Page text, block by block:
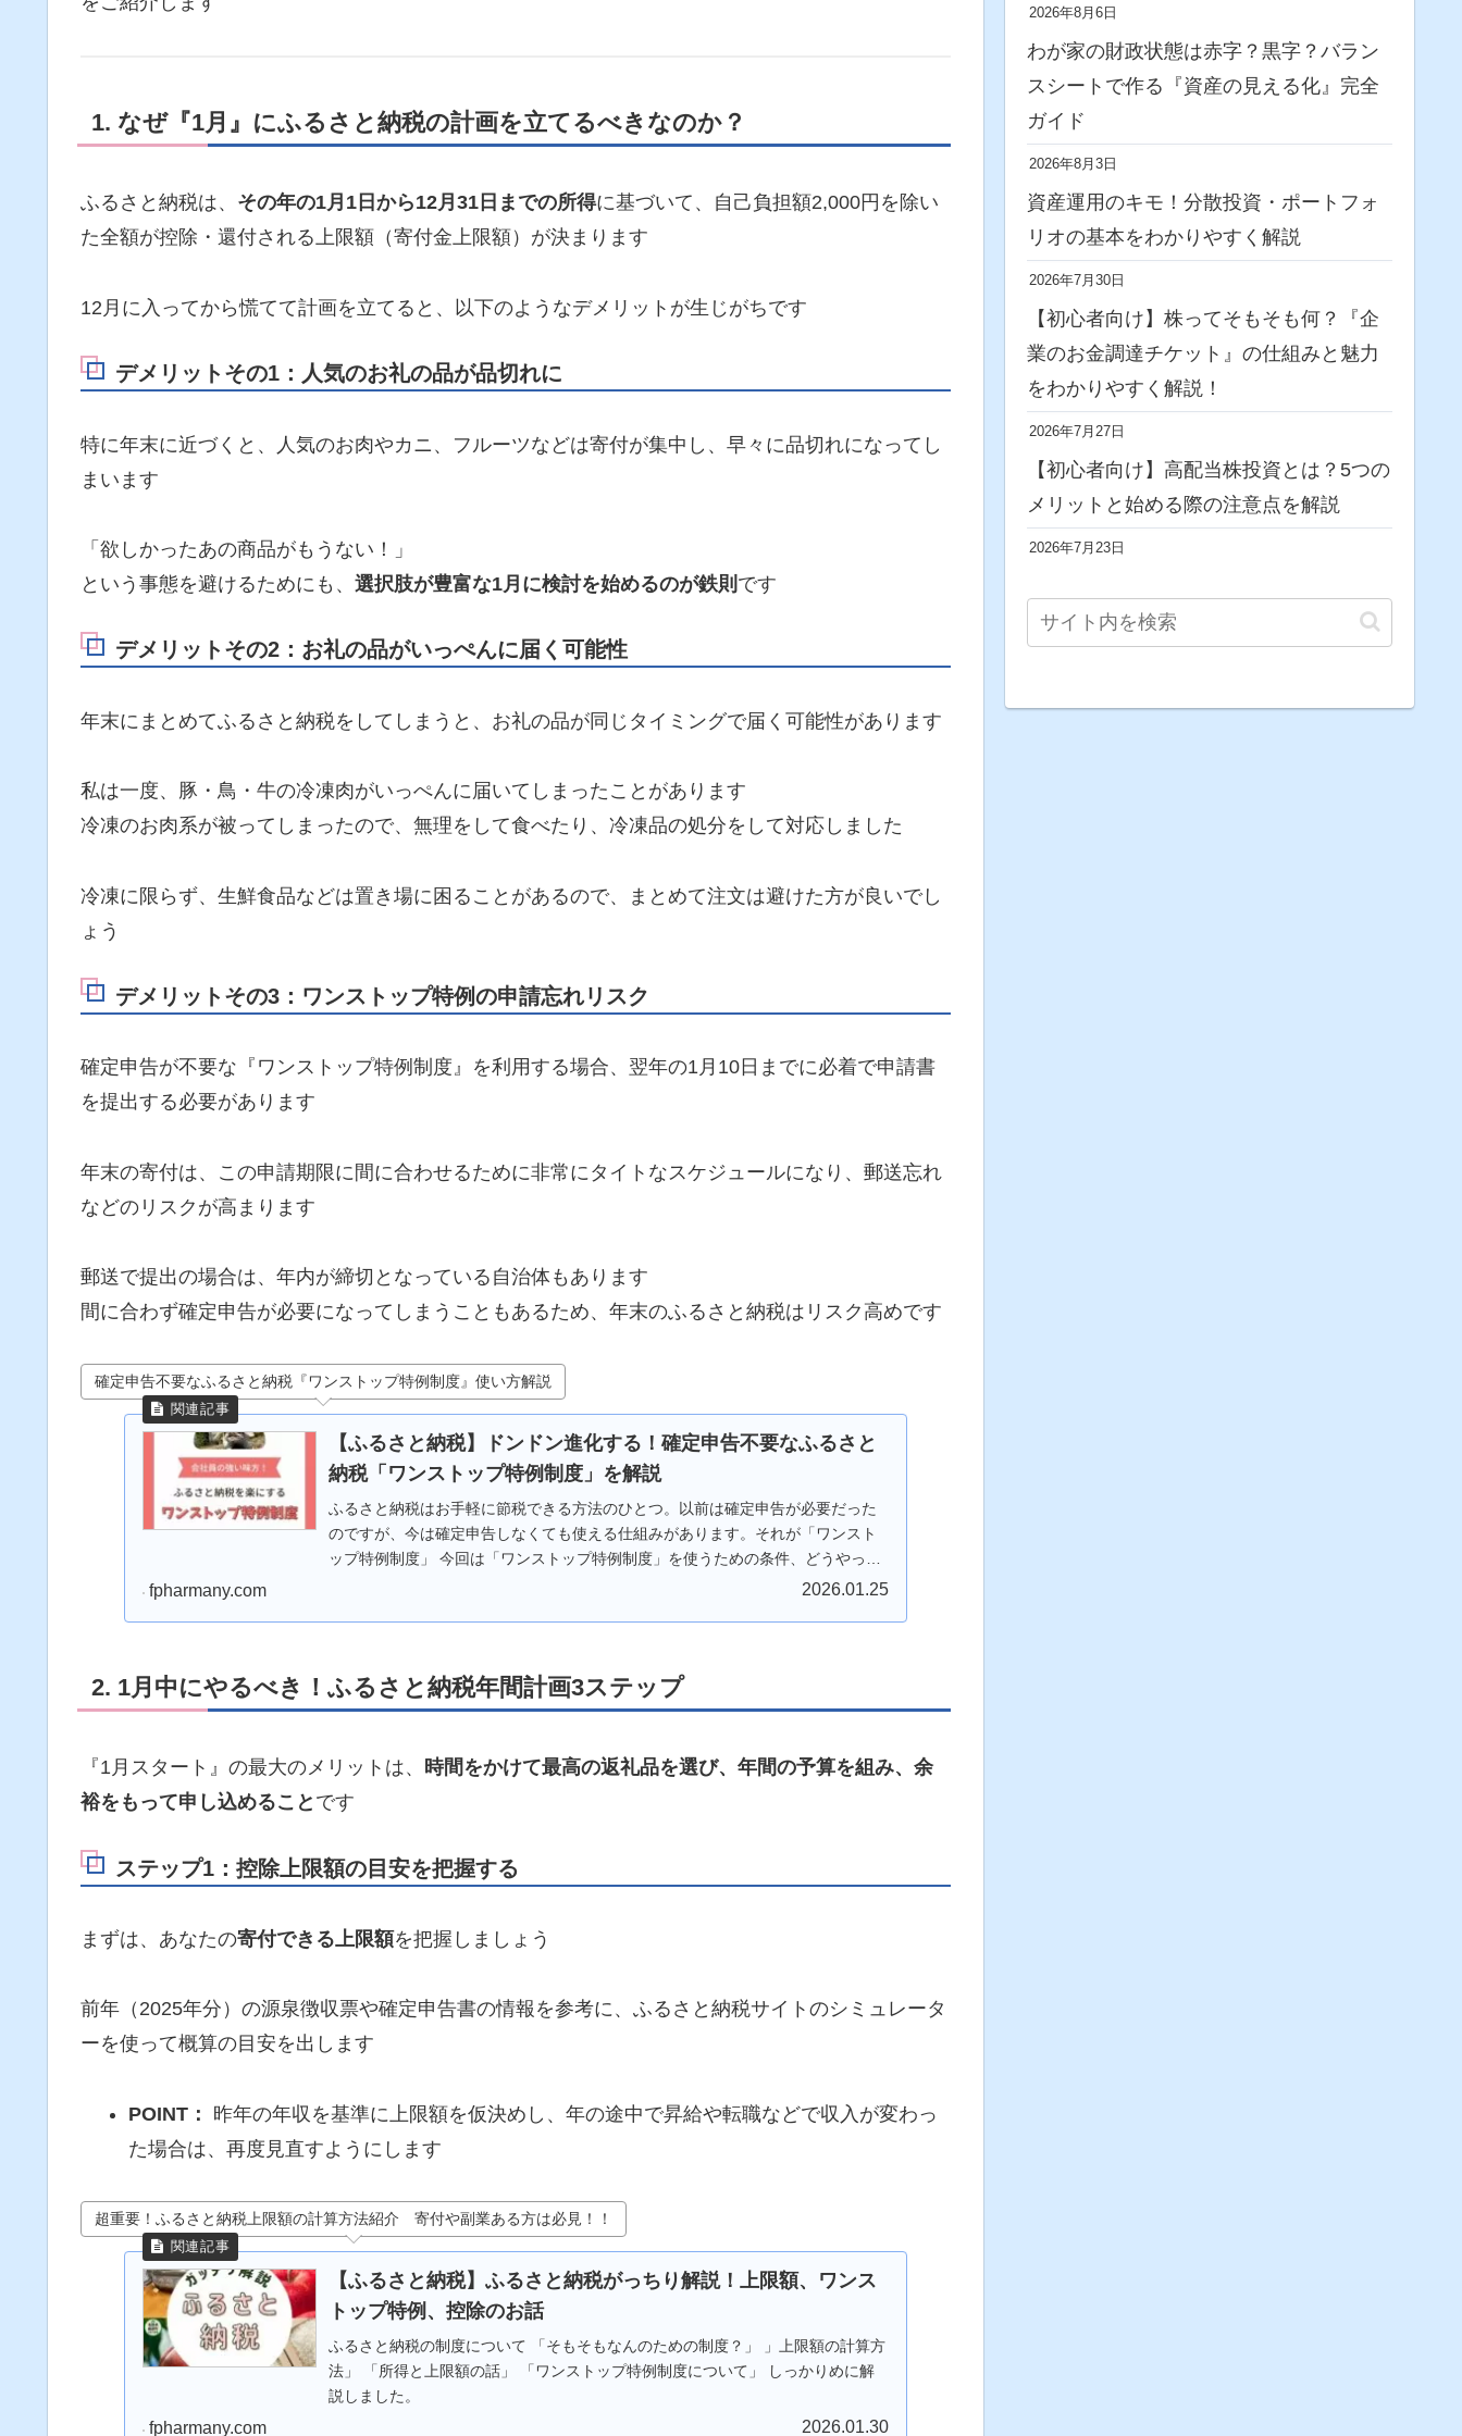
1. なぜ『1月』にふるさと納税の計画を立てるべきなのか？
ふるさと納税は、 その年の1月1日から12月31日までの所得に基づいて、自己負担額2,000円を除い
た全額が控除・還付される上限額（寄付金上限額）が決まります
12月に入ってから慌てて計画を立てると、以下のようなデメリットが生じがちです
デメリットその1：人気のお礼の品が品切れに
特に年末に近づくと、人気のお肉やカニ、フルーツなどは寄付が集中し、早々に品切れになってし
まいます
「欲しかったあの商品がもうない！」
という事態を避けるためにも、 選択肢が豊富な1月に検討を始めるのが鉄則 です
デメリットその2：お礼の品がいっぺんに届く可能性
年末にまとめてふるさと納税をしてしまうと、お礼の品が同じタイミングで届く可能性があります
私は一度、豚・鳥・牛の冷凍肉がいっぺんに届いてしまったことがあります
冷凍のお肉系が被ってしまったので、無理をして食べたり、冷凍品の処分をして対応しました
冷凍に限らず、生鮮食品などは置き場に困ることがあるので、まとめて注文は避けた方が良いでし
ょう
デメリットその3：ワンストップ特例の申請忘れリスク
確定申告が不要な『ワンストップ特例制度』を利用する場合、翌年の1月10日までに必着で申請書
を提出する必要があります
年末の寄付は、この申請期限に間に合わせるために非常にタイトなスケジュールになり、郵送忘れ
などのリスクが高まります
郵送で提出の場合は、年内が締切となっている自治体もあります
間に合わず確定申告が必要になってしまうこともあるため、年末のふるさと納税はリスク高めです
確定申告不要なふるさと納税『ワンストップ特例制度』使い方解説
【ふるさと納税】ドンドン進化する！確定申告不要なふるさと
納税「ワンストップ特例制度」を解説
ふるさと納税はお手軽に節税できる方法のひとつ。以前は確定申告が必要だった
のですが、今は確定申告しなくても使える仕組みがあります。それが「ワンスト
ップ特例制度」 今回は「ワンストップ特例制度」を使うための条件、どうやった
ら使えるか、使う際の注意事項などを紹介します。 更に最近追加されたオンライ
fpharmany.com 2026.01.25
2. 1月中にやるべき！ふるさと納税年間計画3ステップ
『1月スタート』の最大のメリットは、 時間をかけて最高の返礼品を選び、年間の予算を組み、余
裕をもって申し込めること です
ステップ1：控除上限額の目安を把握する
まずは、あなたの寄付できる上限額を把握しましょう
前年（2025年分）の源泉徴収票や確定申告書の情報を参考に、ふるさと納税サイトのシミュレータ
ーを使って概算の目安を出します
POINT：
昨年の年収を基準に上限額を仮決めし、年の途中で昇給や転職などで収入が変わっ
た場合は、再度見直すようにします
超重要！ふるさと納税上限額の計算方法紹介 寄付や副業ある方は必見！！
【ふるさと納税】ふるさと納税がっちり解説！上限額、ワンス
トップ特例、控除のお話
ふるさと納税の制度について 「そもそもなんのための制度？」 」上限額の計算方
法」 「所得と上限額の話」 「ワンストップ特例制度について」 しっかりめに解
説しました。
fpharmany.com 2026.01.30
2026年8月6日
わが家の財政状態は赤字？黒字？バラン
スシートで作る『資産の見える化』完全
ガイド
2026年8月3日
資産運用のキモ！分散投資・ポートフォ
リオの基本をわかりやすく解説
2026年7月30日
【初心者向け】株ってそもそも何？『企
業のお金調達チケット』の仕組みと魅力
をわかりやすく解説！
2026年7月27日
【初心者向け】高配当株投資とは？5つの
メリットと始める際の注意点を解説
2026年7月23日